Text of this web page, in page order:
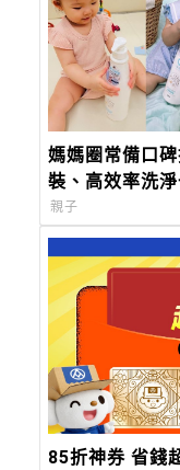
媽媽圈常備口
裝、高效率洗
親子
85折神券 省錢